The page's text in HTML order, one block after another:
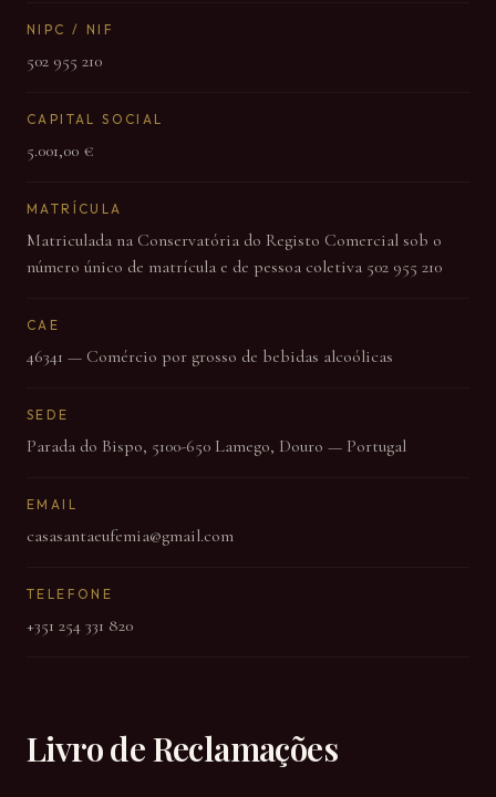
NIPC / NIF
502 955 210
CAPITAL SOCIAL
5.001,00 €
MATRÍCULA
Matriculada na Conservatória do Registo Comercial sob o
número único de matrícula e de pessoa coletiva 502 955 210
CAE
46341 — Comércio por grosso de bebidas alcoólicas
SEDE
Parada do Bispo, 5100-650 Lamego, Douro — Portugal
EMAIL
casasantaeufemia@gmail.com
TELEFONE
+351 254 331 820
Livro de Reclamações